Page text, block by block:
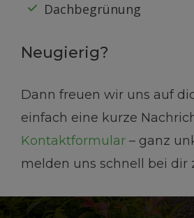
Dachbegrünung
Neugierig?
Dann freuen wir uns auf
einfach eine kurze
Kontaktformular – ganz
melden uns schnell bei dir